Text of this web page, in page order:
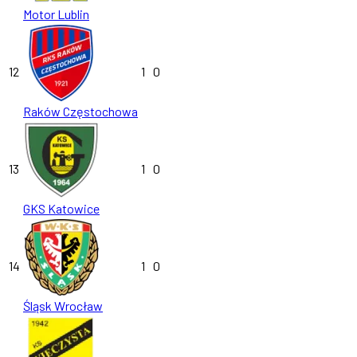
Motor Lublin
12
Raków Częstochowa
1 0
13
GKS Katowice
1 0
14
Śląsk Wrocław
1 0